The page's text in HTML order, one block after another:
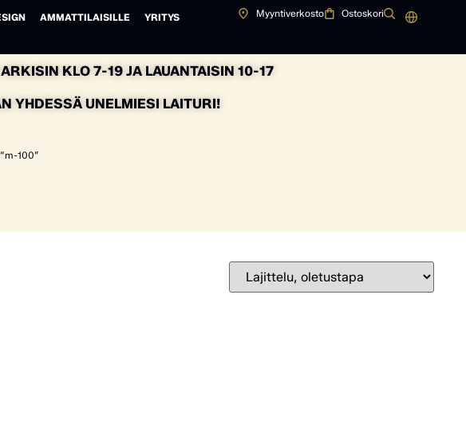
AMMATTILAISILLE
YRITYS
Myyntiverkosto Ostoskori
KLO 7-19 JA LAUANTAISIN 10-17
YHDESSÄ UNELMIESI LAITURI!
100”